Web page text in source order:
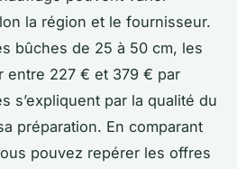
la région et le fournisseur.
bûches de 25 à 50 cm, les
entre 227 € et 379 € par
s’expliquent par la qualité du
préparation. En comparant
pouvez repérer les offres